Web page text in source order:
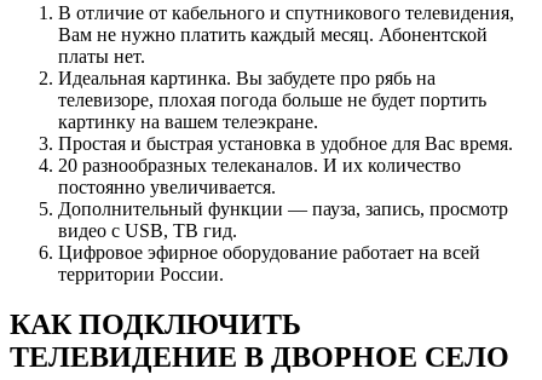
В отличие от кабельного и спутникового телевидения,
Вам не нужно платить каждый месяц. Абонентской
платы нет.
Идеальная картинка. Вы забудете про рябь на
телевизоре, плохая погода больше не будет портить
картинку на вашем телеэкране.
Простая и быстрая установка в удобное для Вас время.
20 разнообразных телеканалов. И их количество
постоянно увеличивается.
Дополнительный функции — пауза, запись, просмотр
видео с USB, ТВ гид.
Цифровое эфирное оборудование работает на всей
территории России.
КАК ПОДКЛЮЧИТЬ
ТЕЛЕВИДЕНИЕ В ДВОРНОЕ СЕЛО